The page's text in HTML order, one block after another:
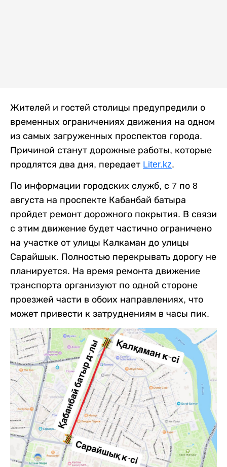
Жителей и гостей столицы предупредили о
временных ограничениях движения на одном
из самых загруженных проспектов города.
Причиной станут дорожные работы, которые
продлятся два дня, передает Liter.kz.
По информации городских служб, с 7 по 8
августа на проспекте Кабанбай батыра
пройдет ремонт дорожного покрытия. В связи
с этим движение будет частично ограничено
на участке от улицы Калкаман до улицы
Сарайшык. Полностью перекрывать дорогу не
планируется. На время ремонта движение
транспорта организуют по одной стороне
проезжей части в обоих направлениях, что
может привести к затруднениям в часы пик.